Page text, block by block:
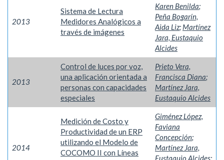
2013
Sistema de Lectura
Medidores Analógicos a
través de imágenes
Karen Benilda;
Peña Bogarín,
Aida Liz; Martínez
Jara, Eustaquio
Alcides
2013
Control de luces por voz,
una aplicación orientada a
personas con capacidades
especiales
Prieto Vera,
Francisca Diana;
Martínez Jara,
Eustaquio Alcides
2014
Medición de Costo y
Productividad de un ERP
utilizando el Modelo de
COCOMO II con Líneas
Giménez López,
Faviana
Concepción;
Martínez Jara,
Eustaquio Alcides;